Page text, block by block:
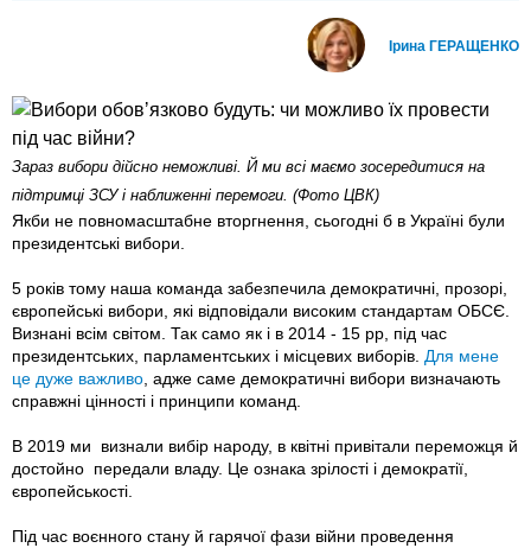
Ірина ГЕРАЩЕНКО
Зараз вибори дійсно неможливі. Й ми всі маємо зосередитися на
підтримці ЗСУ і наближенні перемоги. (Фото ЦВК)
Якби не повномасштабне вторгнення, сьогодні б в Україні були
президентські вибори.
5 років тому наша команда забезпечила демократичні, прозорі,
європейські вибори, які відповідали високим стандартам ОБСЄ.
Визнані всім світом. Так само як і в 2014 - 15 рр, під час
президентських, парламентських і місцевих виборів. Для мене
це дуже важливо, адже саме демократичні вибори визначають
справжні цінності і принципи команд.
В 2019 ми визнали вибір народу, в квітні привітали переможця й
достойно передали владу. Це ознака зрілості і демократії,
європейськості.
Під час воєнного стану й гарячої фази війни проведення